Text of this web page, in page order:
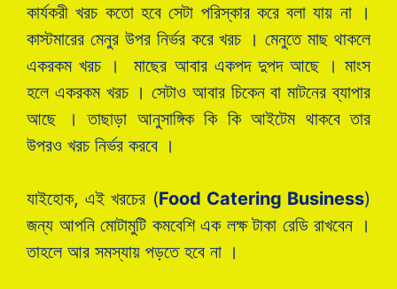
কার্যকরী খরচ কতো হবে সেটা পরিস্কার করে বলা যায় না ।
কাস্টমারের মেনুর উপর নির্ভর করে খরচ । মেনুতে মাছ থাকলে
একরকম খরচ । মাছের আবার একপদ দুপদ আছে । মাংস
হলে একরকম খরচ । সেটাও আবার চিকেন বা মাটনের ব্যাপার
আছে । তাছাড়া আনুসাঙ্গিক কি কি আইটেম থাকবে তার
উপরও খরচ নির্ভর করবে ।
যাইহোক, এই খরচের (Food Catering Business)
জন্য আপনি মোটামুটি কমবেশি এক লক্ষ টাকা রেডি রাখবেন ।
তাহলে আর সমস্যায় পড়তে হবে না ।